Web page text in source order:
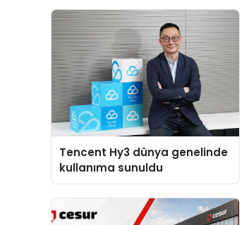
Tencent Hy3 dünya genelinde
kullanıma sunuldu